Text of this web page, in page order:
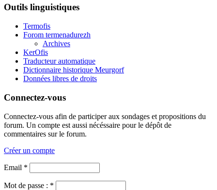
Outils linguistiques
Termofis
Forom termenadurezh
Archives
KerOfis
Traducteur automatique
Dictionnaire historique Meurgorf
Données libres de droits
Connectez-vous
Connectez-vous afin de participer aux sondages et propositions du
forum. Un compte est aussi nécéssaire pour le dépôt de
commentaires sur le forum.
Créer un compte
Email *
Mot de passe : *